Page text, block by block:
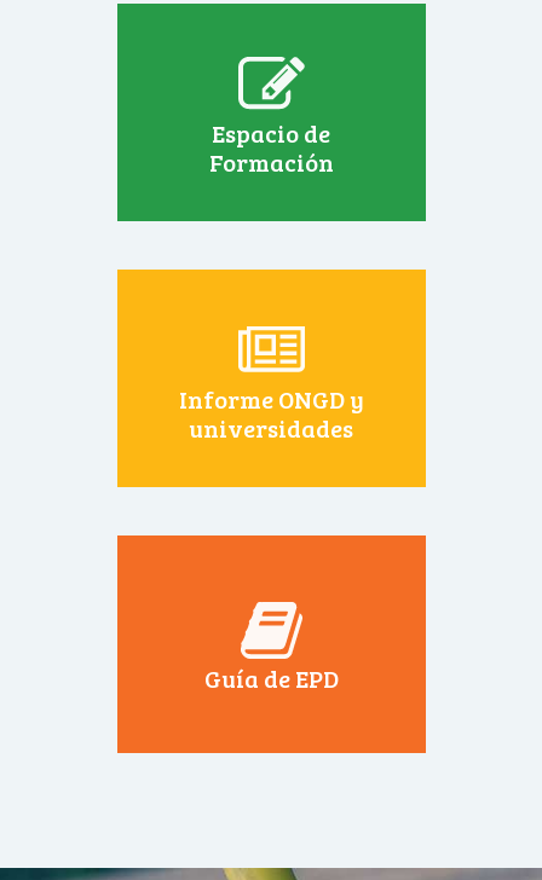
Espacio de
Formación
Informe ONGD y
universidades
Guía de EPD